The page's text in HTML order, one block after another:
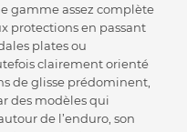
gamme assez complète
protections en passant
plates ou
clairement orienté
de glisse prédominent,
des modèles qui
de l’enduro, son